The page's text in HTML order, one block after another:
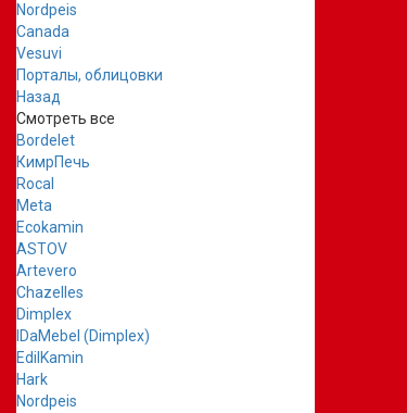
Nordpeis
Canada
Vesuvi
Порталы, облицовки
Назад
Смотреть все
Bordelet
КимрПечь
Rocal
Meta
Ecokamin
ASTOV
Artevero
Chazelles
Dimplex
IDaMebel (Dimplex)
EdilKamin
Hark
Nordpeis